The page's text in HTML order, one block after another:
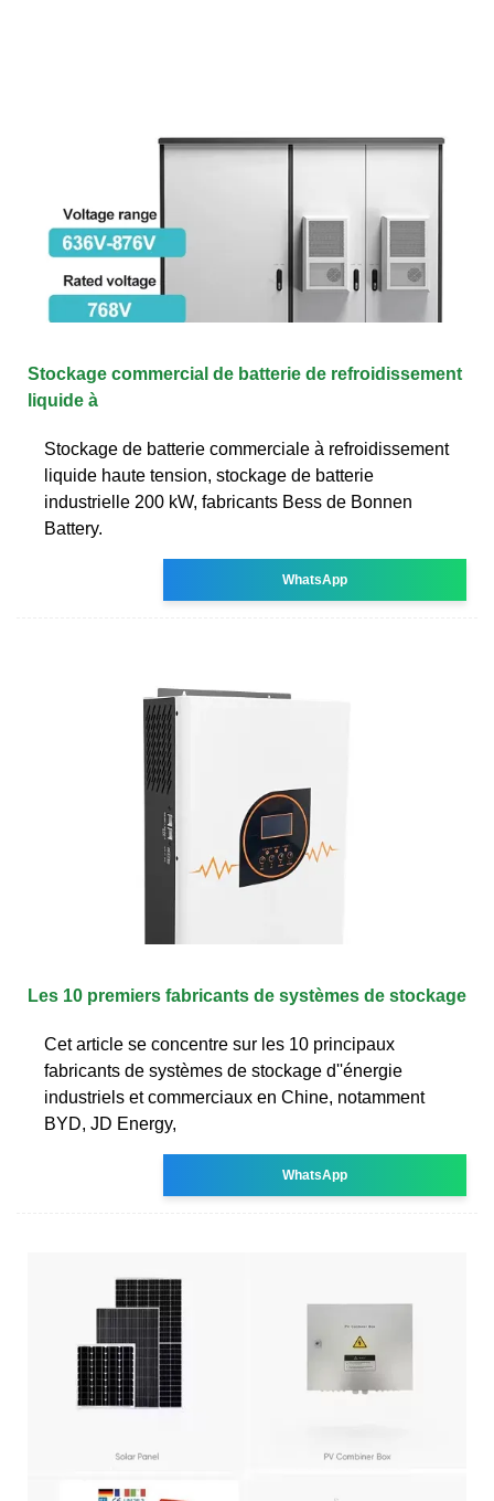
Stockage commercial de batterie de refroidissement
liquide à
Stockage de batterie commerciale à refroidissement
liquide haute tension, stockage de batterie
industrielle 200 kW, fabricants Bess de Bonnen
Battery.
WhatsApp
Les 10 premiers fabricants de systèmes de stockage
Cet article se concentre sur les 10 principaux
fabricants de systèmes de stockage d''énergie
industriels et commerciaux en Chine, notamment
BYD, JD Energy,
WhatsApp